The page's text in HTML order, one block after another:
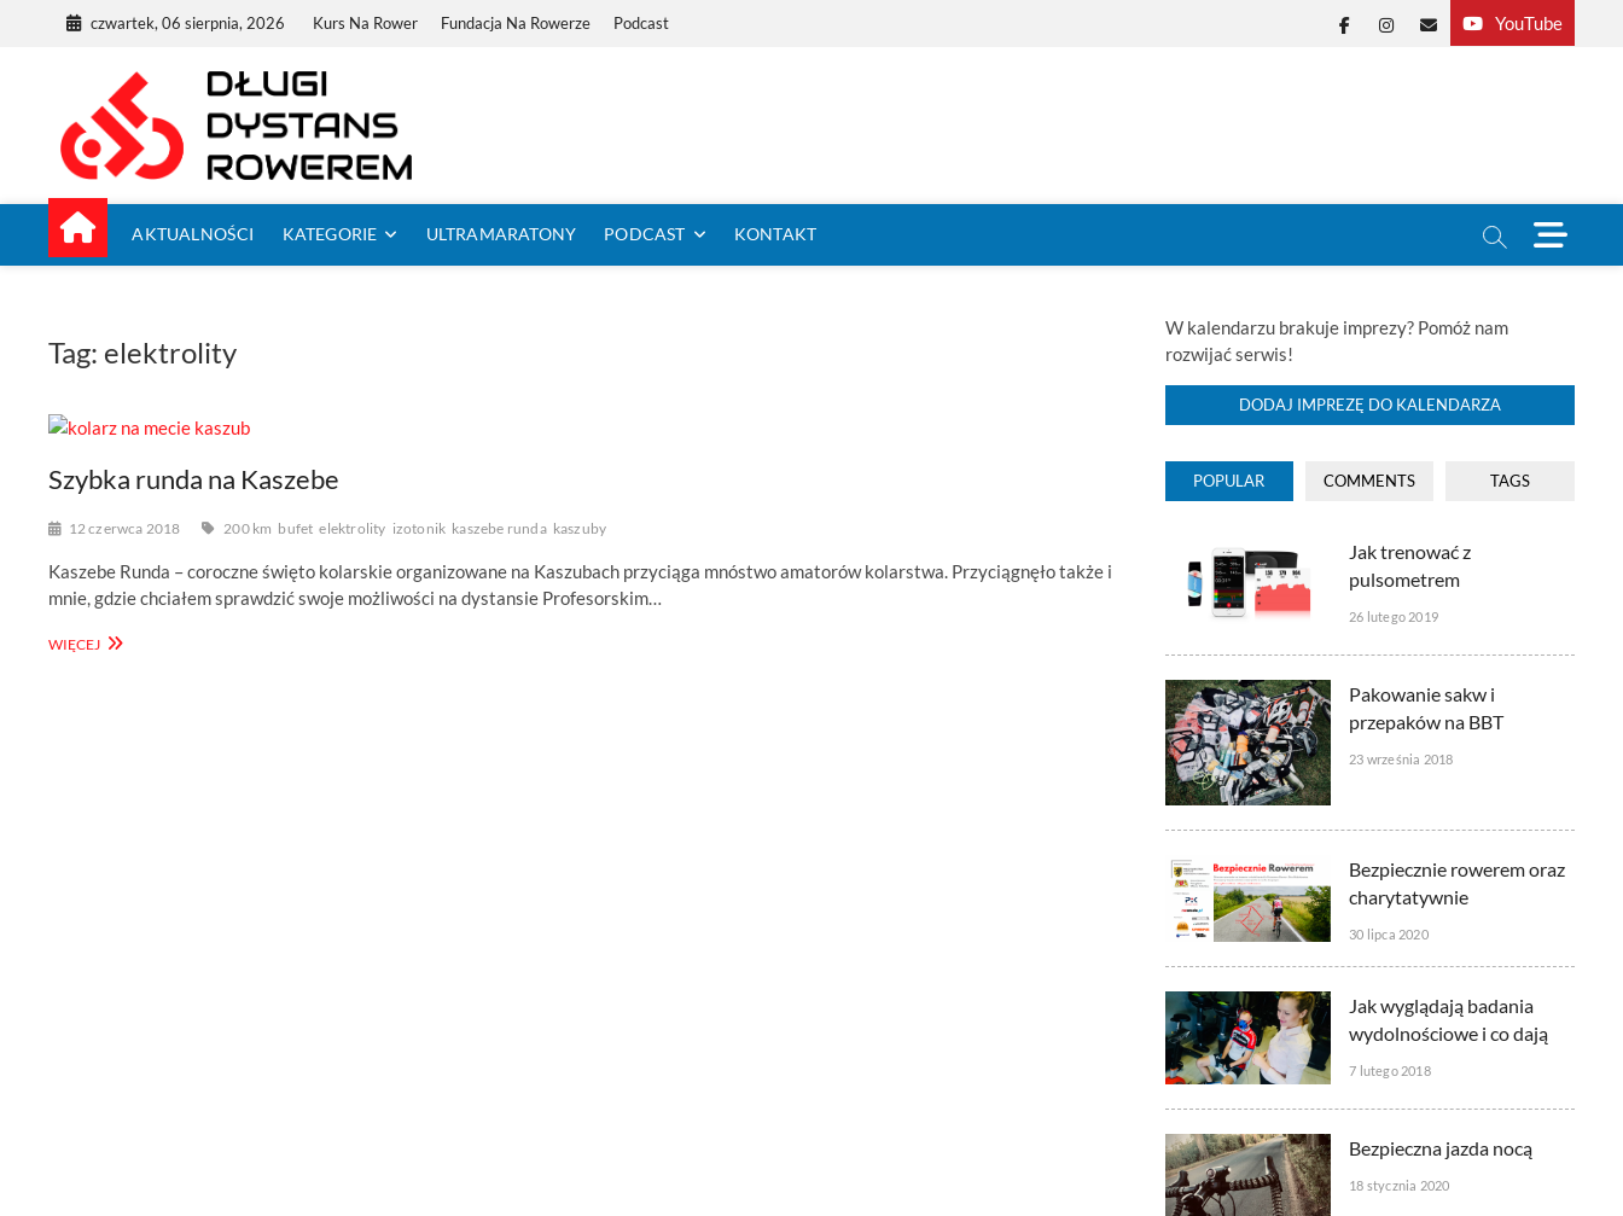
czwartek, 06 sierpnia, 2026 Kurs Na Rower Fundacja Na Rowerze Podcast YouTube
Facebook
Instagram
E-
AKTUALNOŚCI KATEGORIE ULTRAMARATONY PODCAST KONTAKT
M
e
n
o
Tag: elektrolity
Szybka runda na Kaszebe
12 czerwca 2018 200 km bufet elektrolity izotonik kaszebe runda kaszuby
Kaszebe Runda – coroczne święto kolarskie organizowane na Kaszubach przyciąga mnóstwo amatorów kolarstwa. Przyciągnęło także i
mnie, gdzie chciałem sprawdzić swoje możliwości na dystansie Profesorskim…
WIĘCEJSZYBKA
W kalendarzu brakuje imprezy? Pomóż nam
rozwijać serwis!
DODAJ IMPREZĘ DO KALENDARZA
POPULAR COMMENTS TAGS
Jak trenować z
pulsometrem
26 lutego 2019
Pakowanie sakw i
przepaków na BBT
23 września 2018
Bezpiecznie rowerem oraz
charytatywnie
30 lipca 2020
Jak wyglądają badania
wydolnościowe i co dają
7 lutego 2018
Bezpieczna jazda nocą
18 stycznia 2020